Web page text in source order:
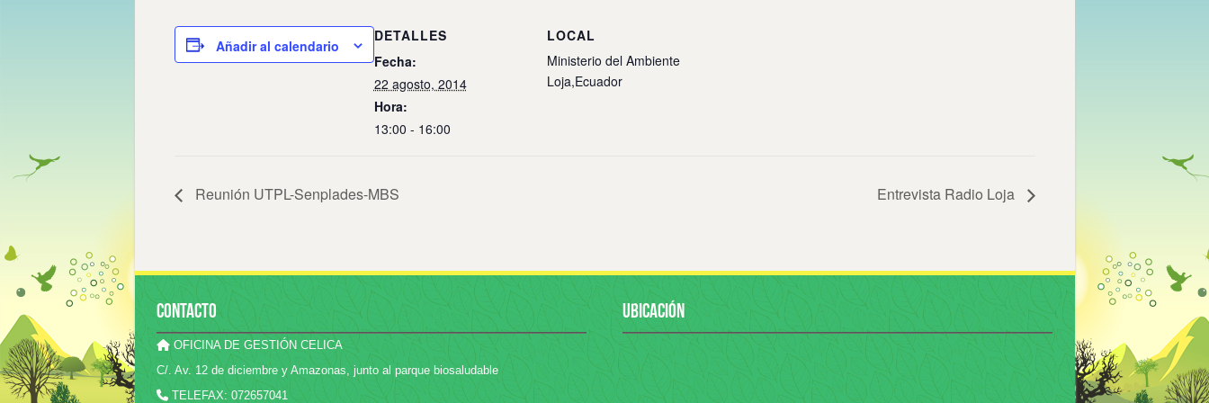
Añadir al calendario
DETALLES
Fecha:
22 agosto, 2014
Hora:
13:00 - 16:00
LOCAL
Ministerio del Ambiente
Loja,Ecuador
Reunión UTPL-Senplades-MBS Entrevista Radio Loja
CONTACTO
OFICINA DE GESTIÓN CELICA
C/. Av. 12 de diciembre y Amazonas, junto al parque biosaludable
TELEFAX: 072657041
UBICACIÓN